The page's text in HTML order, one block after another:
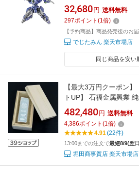
戦AカラーVer.〜 完成品
予約】
32,680 円 送料無料
297ポイント (1倍)
【予約商品】商品発売後のお
でじたみん 楽天市場店
同じ商品を安い
【最大3万円クーポン
トUP】 石福金属興業
1kg 1000g
482,480 円 送料無料
4,386ポイント (1倍)
4.91(22件)
13:00までの注文で最短8/9(翌
堀田商事質店 楽天市場店